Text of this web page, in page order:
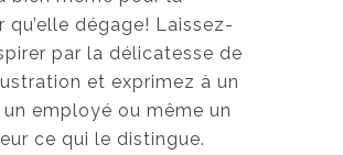
x
:
2
,
qu’elle dégage! Laissez-
par la délicatesse de
et exprimez à un
employé ou même un
ce qui le distingue.